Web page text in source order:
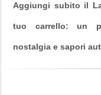
Aggiungi subito il
tuo carrello: un
nostalgia e sapori